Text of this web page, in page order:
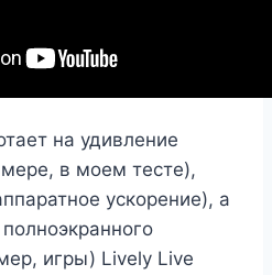
на удивление
в моем тесте),
ускорение), а
игры) Lively Live